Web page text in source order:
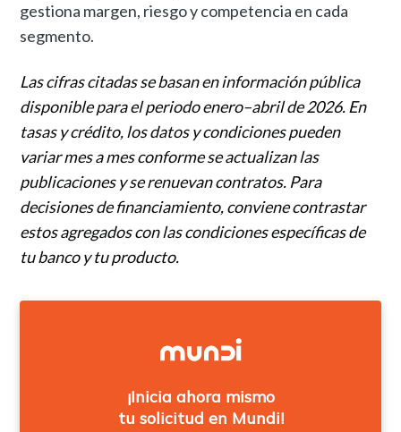
gestiona margen, riesgo y competencia en cada
segmento.
Las cifras citadas se basan en información pública
disponible para el periodo enero–abril de 2026. En
tasas y crédito, los datos y condiciones pueden
variar mes a mes conforme se actualizan las
publicaciones y se renuevan contratos. Para
decisiones de financiamiento, conviene contrastar
estos agregados con las condiciones específicas de
tu banco y tu producto.
¡Inicia ahora mismo
tu solicitud en Mundi!